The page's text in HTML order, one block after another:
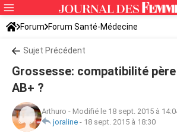
Forum Forum Santé-Médecine
Symptômes et maladies courantes
Sujet Précédent
Grossesse: compatibilité
AB+ ?
Arthuro - Modifié le 18 sept. 2015 à
joraline - 18 sept. 2015 à 18:30